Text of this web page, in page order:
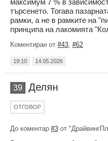
търсенето. Тогава
рамки, а не в рамките на
принципа на лакомията
Коментиран от #43 #62
19:10 14.05.2026
39 Делян
ОТГОВОР
До коментар #3 от